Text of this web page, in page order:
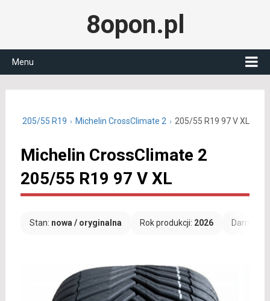
8opon.pl
Menu
205/55 R19 Michelin CrossClimate 2 205/55 R19 97 V XL
Michelin CrossClimate 2
205/55 R19 97 V XL
Stan: nowa / oryginalna Rok produkcji: 2026